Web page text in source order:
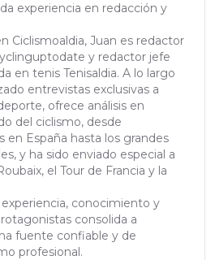
experiencia en redacción y
Ciclismoaldia, Juan es redactor
y redactor jefe
en tenis Tenisaldia. A lo largo
entrevistas exclusivas a
ofrece análisis en
del ciclismo, desde
en España hasta los grandes
y ha sido enviado especial a
el Tour de Francia y la
conocimiento y
consolida a
fuente confiable y de
profesional.